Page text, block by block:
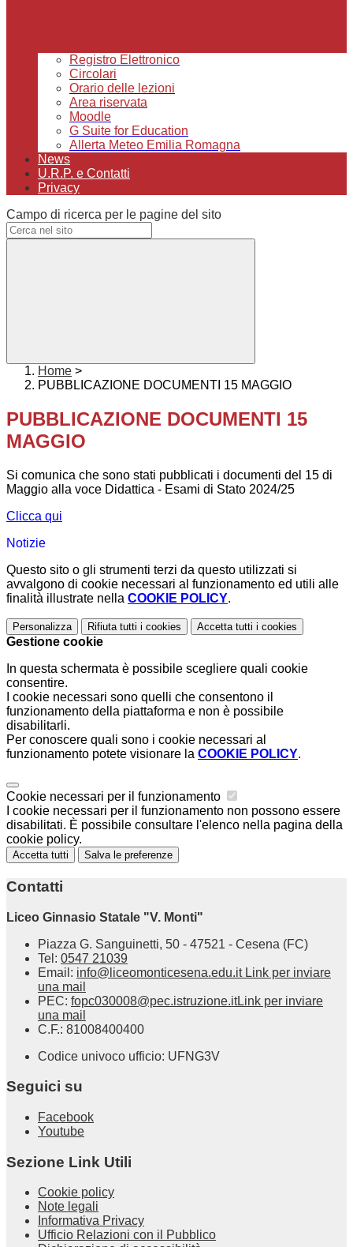
Registro Elettronico
Circolari
Orario delle lezioni
Area riservata
Moodle
G Suite for Education
Allerta Meteo Emilia Romagna
News
U.R.P. e Contatti
Privacy
Campo di ricerca per le pagine del sito
Home >
PUBBLICAZIONE DOCUMENTI 15 MAGGIO
PUBBLICAZIONE DOCUMENTI 15
MAGGIO
Si comunica che sono stati pubblicati i documenti del 15 di
Maggio alla voce Didattica - Esami di Stato 2024/25
Clicca qui
Notizie
Questo sito o gli strumenti terzi da questo utilizzati si
avvalgono di cookie necessari al funzionamento ed utili alle
finalità illustrate nella COOKIE POLICY.
Personalizza Rifiuta tutti i cookies Accetta tutti i cookies
Gestione cookie
In questa schermata è possibile scegliere quali cookie
consentire.
I cookie necessari sono quelli che consentono il
funzionamento della piattaforma e non è possibile
disabilitarli.
Per conoscere quali sono i cookie necessari al
funzionamento potete visionare la COOKIE POLICY.
Cookie necessari per il funzionamento
I cookie necessari per il funzionamento non possono essere
disabilitati. È possibile consultare l'elenco nella pagina della
cookie policy.
Accetta tutti Salva le preferenze
Contatti
Liceo Ginnasio Statale "V. Monti"
Piazza G. Sanguinetti, 50 - 47521 - Cesena (FC)
Tel: 0547 21039
Email: info@liceomonticesena.edu.it Link per inviare
una mail
PEC: fopc030008@pec.istruzione.itLink per inviare
una mail
C.F.: 81008400400
Codice univoco ufficio: UFNG3V
Seguici su
Facebook
Youtube
Sezione Link Utili
Cookie policy
Note legali
Informativa Privacy
Ufficio Relazioni con il Pubblico